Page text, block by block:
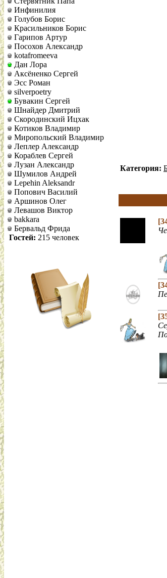
Инфинилия
Голубов Борис
Красильников Борис
Гарипов Артур
Посохов Александр
kotafromeeva
Дан Лора
Аксёненко Сергей
Эсс Роман
silverpoetry
Бувакин Сергей
Шнайдер Дмитрий
Скородинский Ицхак
Котиков Владимир
Миропольский Владимир
Леплер Александр
Кораблев Сергей
Лузан Александр
Шумилов Андрей
Lepehin Aleksandr
Попович Василий
Аршинов Олег
Левашов Виктор
bakkara
Бервальд Фрида
Гостей: 215 человек
Категория: